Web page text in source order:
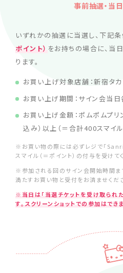
事前抽選・当
いずれかの抽選に当選し、下記
ポイント） をお持ちの場合に、当
ります。
お買い上げ対象店舗：新宿タ
お買い上げ期間：サイン会当
お買い上げ金額：ポムポムプ
込み）以上（＝合計400スマイル
※お買い物の際には必ずレジで「
スマイル（＝ポイント）の付与を受けて
※参加される回のサイン会開始時間ま
満たすお買い物と受付をお済ませくだ
※当日は「当選チケットを受け取られ
す。スクリーンショットでの参加はでき